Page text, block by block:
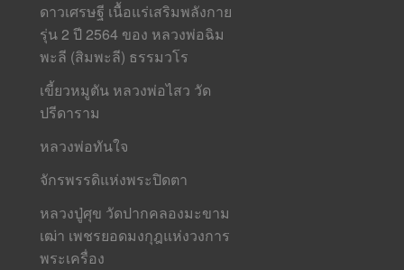
ดาวเศรษฐี เนื้อแร่เสริมพลังกาย
รุ่น 2 ปี 2564 ของ หลวงพ่อฉิม
พะลี (สิมพะลี) ธรรมวโร
เขี้ยวหมูตัน หลวงพ่อไสว วัด
ปรีดาราม
หลวงพ่อทันใจ
จักรพรรดิแห่งพระปิดตา
หลวงปู่ศุข วัดปากคลองมะขาม
เฒ่า เพชรยอดมงกุฎแห่งวงการ
พระเครื่อง